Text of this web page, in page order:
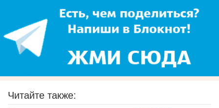
Читайте также: